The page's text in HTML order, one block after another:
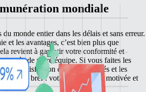
mondiale
monde entier dans les délais et sans erreur.
et les avantages, c’est bien plus que
revient à garantir votre conformité et
de votre équipe. Si vous faites les
la satisfaction de vos employés et les
En bref : votre équipe reste motivée et
à flot.